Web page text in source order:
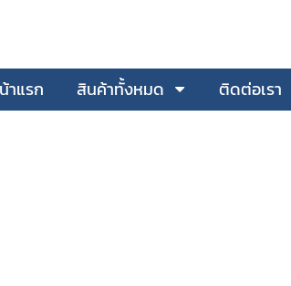
าแรก สินค้าทั้งหมด ติดต่อเรา